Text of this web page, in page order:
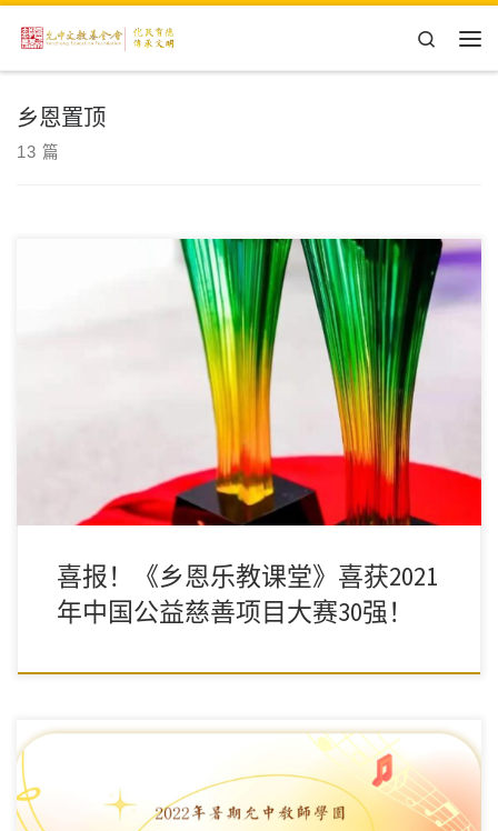
Skip to content
Search
乡恩置顶
13 篇
把最好的音乐送给乡村的儿童，让生动鲜活、优雅美好、天机和畅
的歌曲滋润娃娃们的心田。愿乡恩的歌声传遍九州大地，淳朴之风
喜报！《乡恩乐教课堂》喜获2021
年中国公益慈善项目大赛30强！